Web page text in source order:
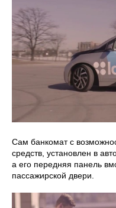
Сам банкомат с
средств, установлен в
а его передняя панель
пассажирской двери.